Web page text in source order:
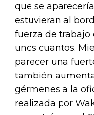
que se
estuvieran al
fuerza de trabajo
unos cuantos.
parecer una
también
gérmenes a la
realizada por